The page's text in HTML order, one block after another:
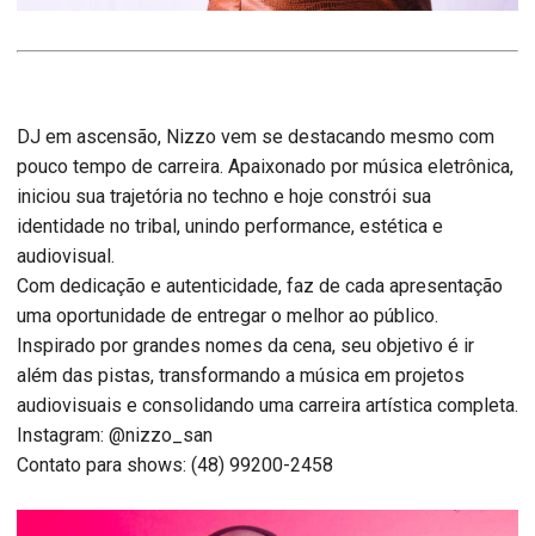
DJ em ascensão, Nizzo vem se destacando mesmo com
pouco tempo de carreira. Apaixonado por música eletrônica,
iniciou sua trajetória no techno e hoje constrói sua
identidade no tribal, unindo performance, estética e
audiovisual.
Com dedicação e autenticidade, faz de cada apresentação
uma oportunidade de entregar o melhor ao público.
Inspirado por grandes nomes da cena, seu objetivo é ir
além das pistas, transformando a música em projetos
audiovisuais e consolidando uma carreira artística completa.
Instagram: @nizzo_san
Contato para shows: (48) 99200-2458